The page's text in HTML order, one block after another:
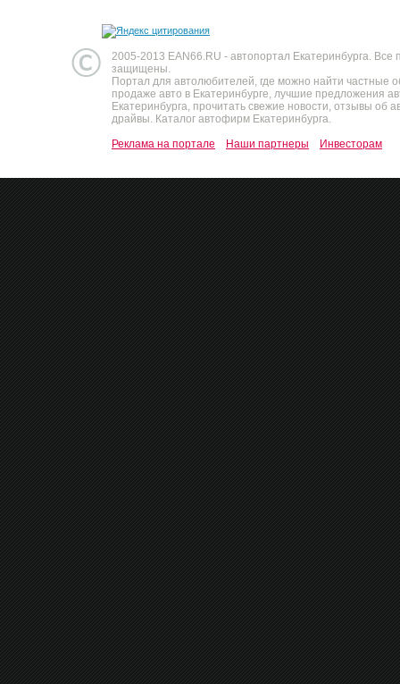
2005-2013 EAN66.RU - автопортал Екатеринбурга. Все
защищены.
Портал для автолюбителей, где можно найти частные
продаже авто в Екатеринбурге, лучшие предложения
Екатеринбурга, прочитать свежие новости, отзывы об
драйвы. Каталог автофирм Екатеринбурга.
Реклама на портале
Наши партнеры Инвесторам